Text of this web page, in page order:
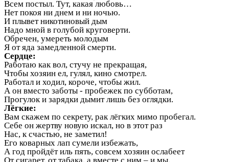
Всем постыл. Тут, какая любовь…
Нет покоя ни днем и ни ночью.
И плывет никотиновый дым
Надо мной в голубой круговерти.
Обречен, умереть молодым
Я от яда замедленной смерти.
Сердце:
Работаю как вол, стучу не прекращая,
Чтобы хозяин ел, гулял, кино смотрел.
Работал и ходил, короче, чтобы жил.
А он вместо заботы - пробежек по субботам,
Прогулок и зарядки дымит лишь без оглядки.
Лёгкие:
Вам скажем по секрету, рак лёгких мимо пробегал.
Себе он жертву новую искал, но в этот раз
Нас, к счастью, не заметил!
Его коварных лап сумели избежать,
А год пройдёт иль пять, совсем хозяин ослабеет